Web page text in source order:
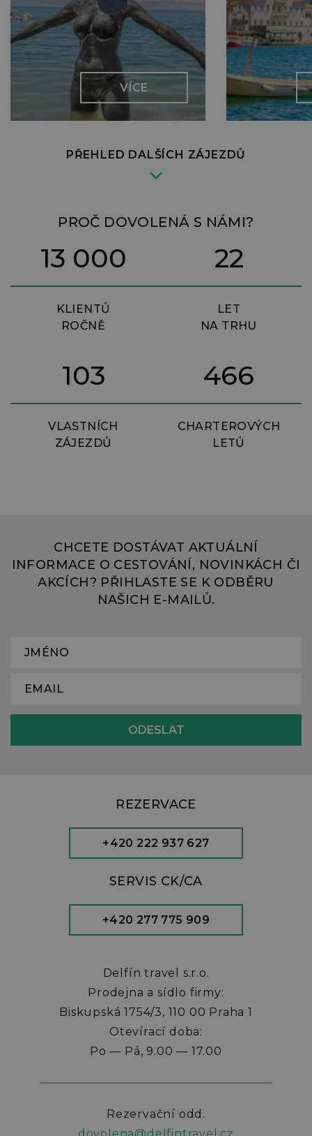
VÍCE
PŘEHLED DALŠÍCH ZÁJEZDŮ
PROČ DOVOLENÁ S NÁMI?
KLIENTŮ
ROČNĚ
13 000
LET
NA TRHU
22
VLASTNÍCH
ZÁJEZDŮ
103
CHARTEROVÝCH
LETŮ
466
CHCETE DOSTÁVAT AKTUÁLNÍ
INFORMACE O CESTOVÁNÍ, NOVINKÁCH ČI
AKCÍCH? PŘIHLASTE SE K ODBĚRU
NAŠICH E-MAILŮ.
REZERVACE
+420 222 937 627
SERVIS CK/CA
+420 277 775 909
Delfín travel s.r.o.
Prodejna a sídlo firmy:
Biskupská 1754/3, 110 00 Praha 1
Otevírací doba:
Po — Pá, 9.00 — 17.00
Rezervační odd.